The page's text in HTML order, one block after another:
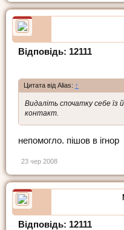
Відповідь: 12111
Цитата від Alias: ↑
Видаліть спочатку себе їз
контакт.
непомогло. пішов в ігнор
23 чер 2008
Відповідь: 12111